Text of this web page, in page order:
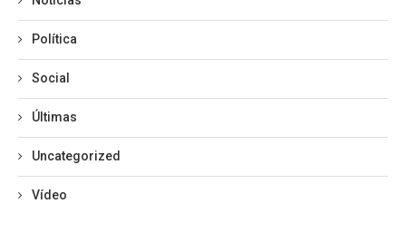
Política
Social
Últimas
Uncategorized
Vídeo